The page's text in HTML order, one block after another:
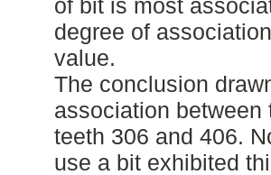
of bit is most
degree of
value.
The conclusion
association between
teeth 306 and 406.
use a bit exhibited